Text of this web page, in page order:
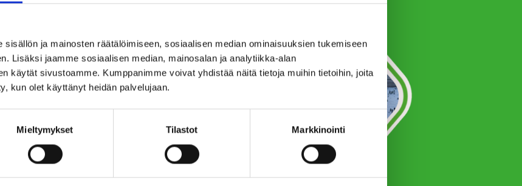
sisällön ja mainosten räätälöimiseen, sosiaalisen median ominaisuuksien tukemiseen
Lisäksi jaamme sosiaalisen median, mainosalan ja analytiikka-alan
käytät sivustoamme. Kumppanimme voivat yhdistää näitä tietoja muihin tietoihin, joita
kun olet käyttänyt heidän palvelujaan.
Mieltymykset Tilastot Markkinointi
Yksi
ja toisena vahvaksi
ja lämmityksen perusta, oma
vaikuttivat vahvasti
ja ympäristöystävälliset
sekä paikallisia että osin
kierrättämiseen kiinnitettiin